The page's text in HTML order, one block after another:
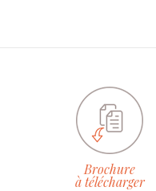
Brochure
à télécharger